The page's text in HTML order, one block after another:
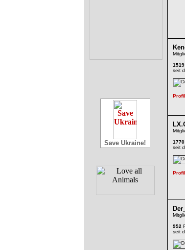
Save Ukraine!
1519
seit
1770
seit
952
seit